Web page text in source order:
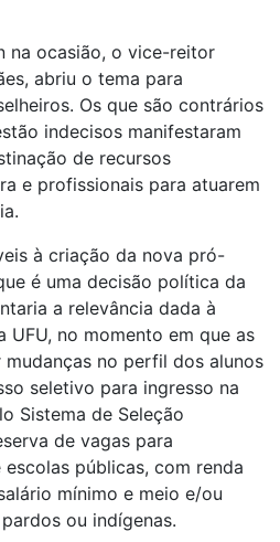
na ocasião, o vice-reitor
abriu o tema para
Os que são contrários
indecisos manifestaram
de recursos
e profissionais para atuarem
à criação da nova pró-
é uma decisão política da
a relevância dada à
UFU, no momento em que as
no perfil dos alunos
seletivo para ingresso na
Sistema de Seleção
de vagas para
públicas, com renda
mínimo e meio e/ou
ou indígenas.